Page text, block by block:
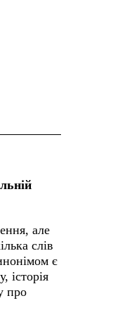
але
слів
є
історія
про